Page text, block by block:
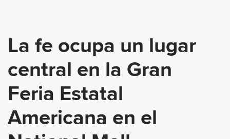
La fe ocupa un lugar
central en la Gran
Feria Estatal
Americana en el